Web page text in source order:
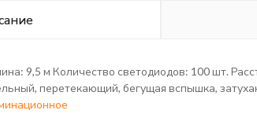
9,5 м Количество светодиодов: 100 шт.
перетекающий, бегущая вспышка,